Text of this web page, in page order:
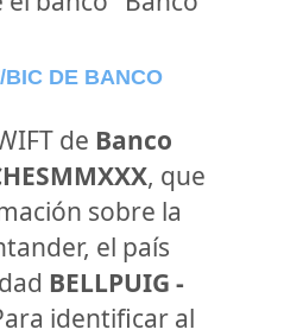
DE BANCO
de Banco
, que
sobre la
el país
BELLPUIG -
identificar al